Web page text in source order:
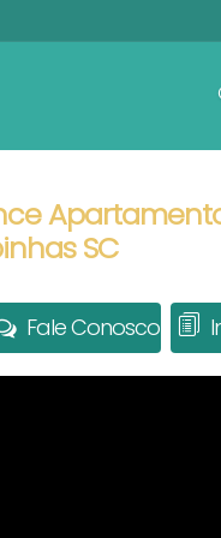
SC
Fale Conosco